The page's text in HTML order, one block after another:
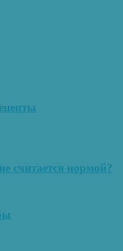
считается нормой?